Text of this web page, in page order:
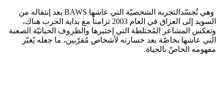
وهي تُجسّدالتجربة الشخصيّة التي عاشها BAWS بعد إنتقاله من
السويد إلى العراق في العام 2003 تزامناً مع بداية الحرب هناك،
وتعكس المشاعر المُختلطة التي إختبرها والظروف الحياتيّة الصعبة
التي عاشها بخاصّة بعد خسارته لأشخاص مُقرّبين، ما جعله يُغيّر
مفهومه الخاصّ بالحياة.